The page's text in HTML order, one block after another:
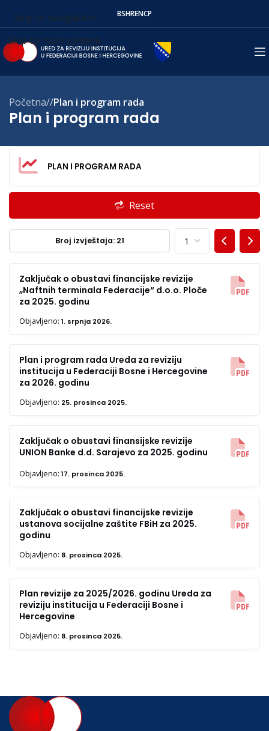
Skip to navigation
Skip to main content
BSHRENСР
Plan i program rada
Početna/ Plan i program rada
PLAN I PROGRAM RADA
Reset
Broj izvještaja: 21
Zaključak o obustavi financijske revizije
„Naftnih terminala Federacije“ d.o.o. Ploče
za 2025. godinu
Objavljeno: 1. srpnja 2026.
Plan i program rada Ureda za reviziju
institucija u Federaciji Bosne i Hercegovine
za 2026. godinu
Objavljeno: 25. prosinca 2025.
Zaključak o obustavi finansijske revizije
UNION Banke d.d. Sarajevo za 2025. godinu
Objavljeno: 17. prosinca 2025.
Zaključak o obustavi financijske revizije
ustanova socijalne zaštite FBiH za 2025.
godinu
Objavljeno: 8. prosinca 2025.
Plan revizije za 2025/2026. godinu Ureda za
reviziju institucija u Federaciji Bosne i
Hercegovine
Objavljeno: 8. prosinca 2025.